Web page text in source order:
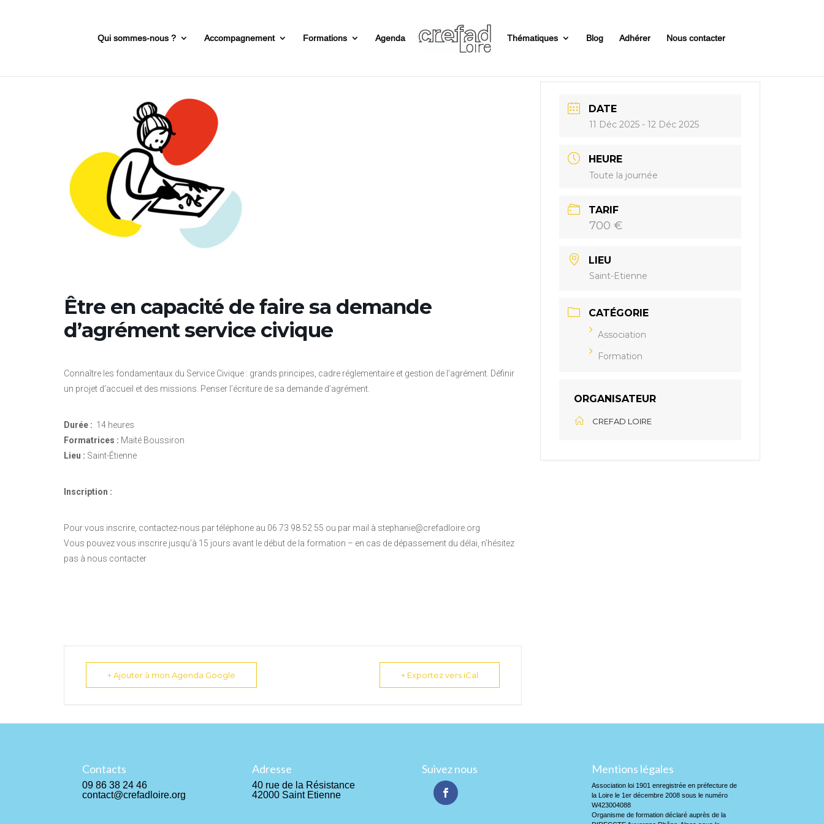
Qui sommes-nous ? Accompagnement Formations Agenda Thématiques Blog Adhérer Nous contacter
Être en capacité de faire sa demande
d’agrément service civique
Connaître les fondamentaux du Service Civique : grands principes, cadre réglementaire et gestion de l’agrément. Définir
un projet d’accueil et des missions. Penser l’écriture de sa demande d’agrément.
Durée : 14 heures
Formatrices : Maïté Boussiron
Lieu : Saint-Étienne
Inscription :
Pour vous inscrire, contactez-nous par téléphone au 06 73 98 52 55 ou par mail à stephanie@crefadloire.org
Vous pouvez vous inscrire jusqu’à 15 jours avant le début de la formation – en cas de dépassement du délai, n’hésitez
pas à nous contacter
+ Ajouter à mon Agenda Google + Exportez vers iCal
DATE
11 Déc 2025 - 12 Déc 2025
HEURE
Toute la journée
TARIF
700 €
LIEU
Saint-Etienne
CATÉGORIE
Association
Formation
ORGANISATEUR
CREFAD LOIRE
Contacts
09 86 38 24 46
contact@crefadloire.org
Adresse
40 rue de la Résistance
42000 Saint Etienne
Suivez nous Mentions légales
Association loi 1901 enregistrée en préfecture de
la Loire le 1er décembre 2008 sous le numéro
W423004088
Organisme de formation déclaré auprès de la